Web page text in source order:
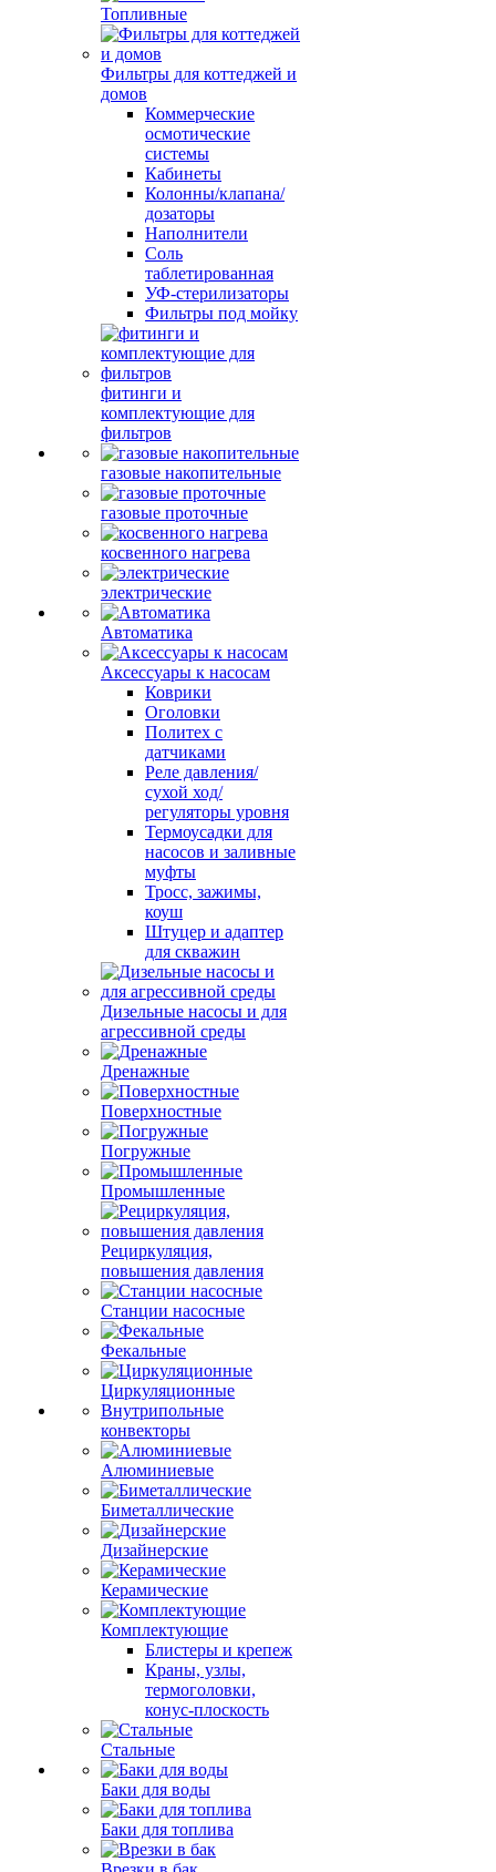
Топливные
Фильтры для коттеджей и
домов
Коммерческие
осмотические
системы
Кабинеты
Колонны/клапана/
дозаторы
Наполнители
Соль
таблетированная
УФ-стерилизаторы
Фильтры под мойку
фитинги и
комплектующие для
фильтров
газовые накопительные
газовые проточные
косвенного нагрева
электрические
Автоматика
Аксессуары к насосам
Коврики
Оголовки
Политех с
датчиками
Реле давления/
сухой ход/
регуляторы уровня
Термоусадки для
насосов и заливные
муфты
Тросс, зажимы,
коуш
Штуцер и адаптер
для скважин
Дизельные насосы и для
агрессивной среды
Дренажные
Поверхностные
Погружные
Промышленные
Рециркуляция,
повышения давления
Станции насосные
Фекальные
Циркуляционные
Внутрипольные
конвекторы
Алюминиевые
Биметаллические
Дизайнерские
Керамические
Комплектующие
Блистеры и крепеж
Краны, узлы,
термоголовки,
конус-плоскость
Стальные
Баки для воды
Баки для топлива